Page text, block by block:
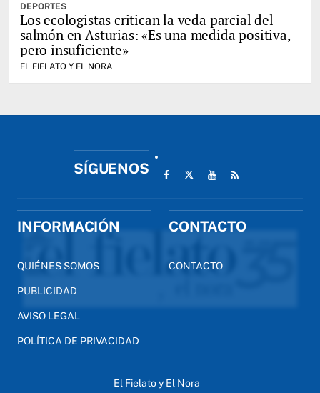
DEPORTES
Los ecologistas critican la veda parcial del
salmón en Asturias: «Es una medida positiva,
pero insuficiente»
EL FIELATO Y EL NORA
SÍGUENOS
INFORMACIÓN
QUIÉNES SOMOS
PUBLICIDAD
AVISO LEGAL
POLÍTICA DE PRIVACIDAD
CONTACTO
CONTACTO
El Fielato y El Nora